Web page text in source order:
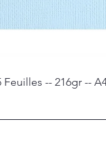
-- 216gr --